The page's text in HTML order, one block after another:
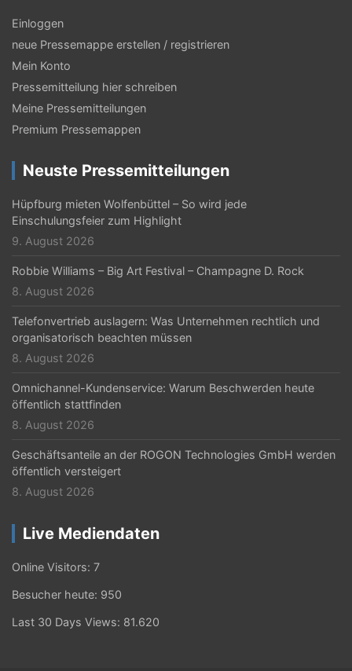
Einloggen
neue Pressemappe erstellen / registrieren
Mein Konto
Pressemitteilung hier schreiben
Meine Pressemitteilungen
Premium Pressemappen
Neuste Pressemitteilungen
Hüpfburg mieten Wolfenbüttel – So wird jede
Einschulungsfeier zum Highlight
9. August 2026
Robbie Williams – Big Art Festival – Champagne D. Rock
8. August 2026
Telefonvertrieb auslagern: Was Unternehmen rechtlich und
organisatorisch beachten müssen
8. August 2026
Omnichannel-Kundenservice: Warum Beschwerden heute
öffentlich stattfinden
8. August 2026
Geschäftsanteile an der ROGON Technologies GmbH werden
öffentlich versteigert
8. August 2026
Live Mediendaten
Online Visitors: 7
Besucher heute: 950
Last 30 Days Views: 81.620